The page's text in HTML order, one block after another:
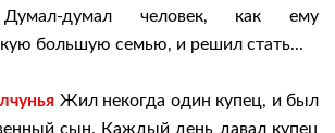
думал человек, как ему
большую семью, и решил стать...
Жил некогда один купец, и был
сын. Каждый день давал купец